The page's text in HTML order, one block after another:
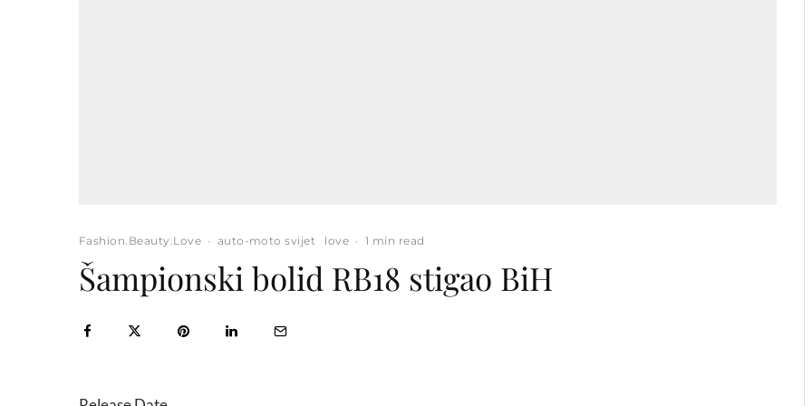
Fashion.Beauty.Love · auto-moto svijet love · 1 min read
Šampionski bolid RB18 stigao BiH